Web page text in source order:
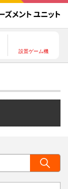
設置ゲーム機